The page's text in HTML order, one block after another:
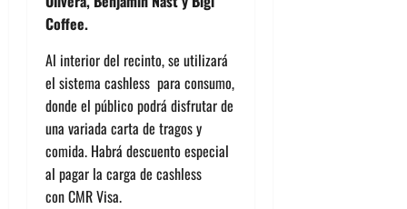
Coffee.
Al interior del recinto, se utilizará
el sistema cashless para consumo,
donde el público podrá disfrutar de
una variada carta de tragos y
comida. Habrá descuento especial
al pagar la carga de cashless
con CMR Visa.